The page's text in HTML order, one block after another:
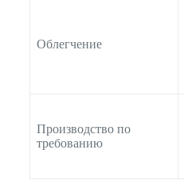
Облегчение
Производство по
требованию